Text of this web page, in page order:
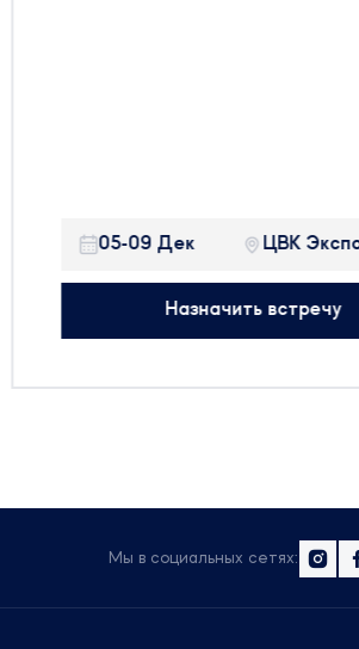
актуальные вопросы в
05-09 Дек ЦВК
Назначить встречу
Мы в социальных сетях: